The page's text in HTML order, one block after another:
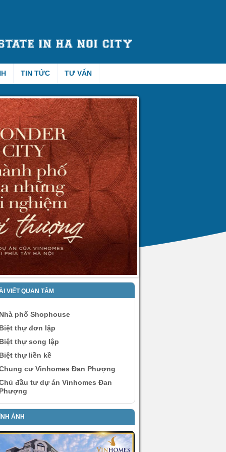
TIN TỨC TƯ VẤN
VIẾT QUAN TÂM
phố Shophouse
thự đơn lập
thự song lập
thự liền kề
cư Vinhomes Đan Phượng
đầu tư dự án Vinhomes Đan
ẢNH